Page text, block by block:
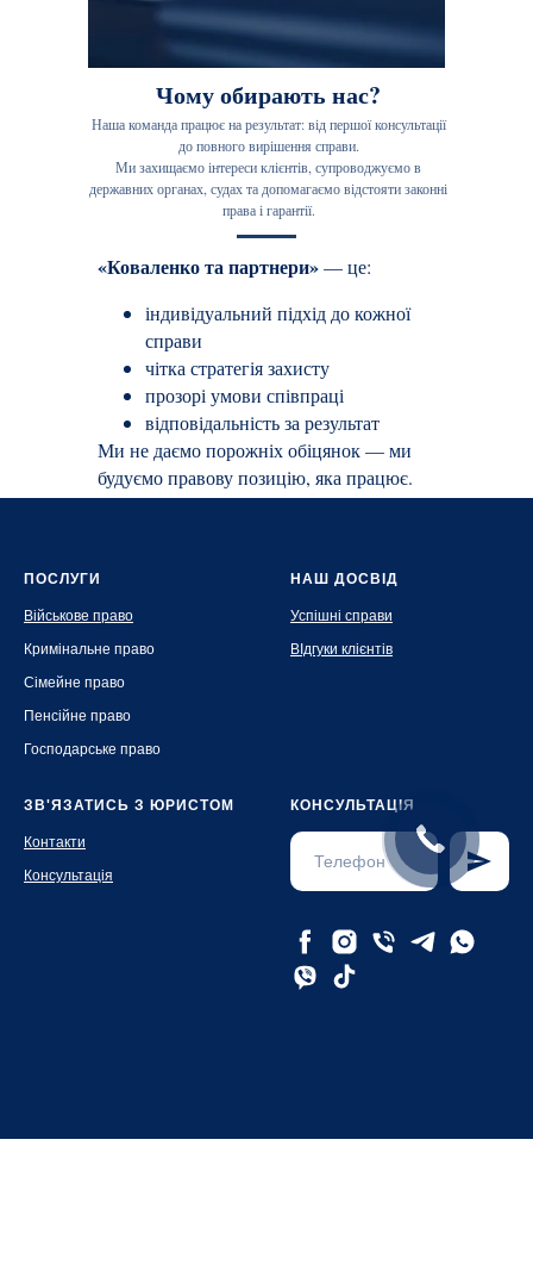
Чому обирають нас?
«Коваленко та партнери»— це:
індивідуальний підхід до кожної
справи
чітка стратегія захисту
прозорі умови співпраці
відповідальність за результат
Ми не даємо порожніх обіцянок — ми
будуємо правову позицію, яка працює.
Наша команда працює на результат: від першої консультації
до повного вирішення справи.
Ми захищаємо інтереси клієнтів, супроводжуємо в
державних органах, судах та допомагаємо відстояти законні
права і гарантії.
ПОСЛУГИ
Військове право
Кримінальне право
Сімейне право
Пенсійне право
Господарське право
НАШ ДОСВІД
Успішні справи
ВІдгуки клієнтів
ЗВ'ЯЗАТИСЬ З ЮРИСТОМ
Контакти
Консультація
КОНСУЛЬТАЦІЯ